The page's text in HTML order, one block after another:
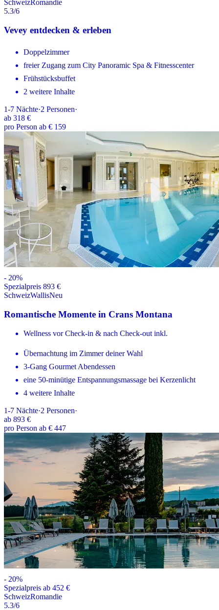
SchweizRomandie
5.3/6
Vevey entdecken & erleben
Doppelzimmer
freier Zugang zum City Panoramic Spa & Fitnesscenter
Frühstücksbuffet
2 weitere Inhalte
1-7 Nächte·2 Personen·
ab 318 €
pro Person ab € 159
- 20%
Spezialpreis 893 €
SchweizWallisNeu
Romantische Momente in Crans Montana
Wellness vor Check-in & nach Check-out inkl.
Übernachtung im Zimmer deiner Wahl
3-Gang Gourmet Abendessen
eine 50-minütige Entspannungsmassage bei Kerzenlicht
4 weitere Inhalte
1-7 Nächte·2 Personen·
ab 893 €
pro Person ab € 447
- 20%
Spezialpreis ab 452 €
SchweizRomandie
5.3/6